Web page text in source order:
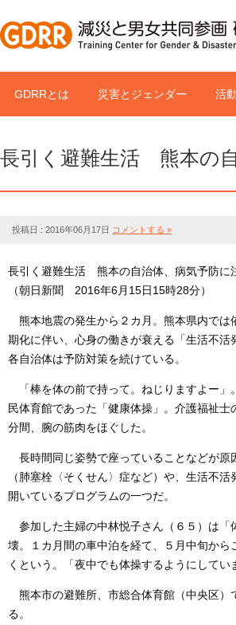
GDRRとは 災害とジェンダー 活
長引く避難生活 熊本の
投稿日 : 2016年06月17日 コメントする »
長引く避難生活 熊本の自治体、病気予防に
（朝日新聞 2016年6月15日15時28分）
熊本地震の発生から２カ月。熊本県内では
期化に伴い、心身の働きが衰える「生活不
各自治体は予防対策を続けている。
「棒を体の前で持って。ねじりますよー」
民体育館であった「健康体操」。介護福祉
分間、腕の筋肉をほぐした。
長時間同じ姿勢で座っていることなどが原
（肺塞栓〈そくせん〉症など）や、生活不
開いているプログラムの一つだ。
参加した主婦の中林悦子さん（６５）は「
壊。１カ月間の車中泊を経て、５月中旬か
くという。「夜中でも体操するようにしてい
熊本市の避難所、市総合体育館（中央区）
る。